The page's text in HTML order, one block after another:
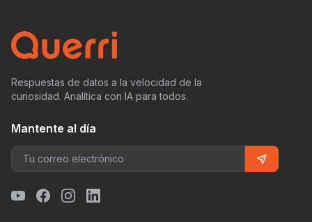
Respuestas de datos a la velocidad de la
curiosidad. Analítica con IA para todos.
Mantente al día